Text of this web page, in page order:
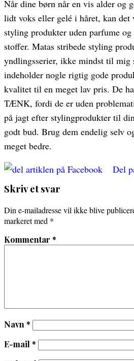
Når dine børn når en vis alder og
lidt voks eller gelé i håret, kan
styling produkter uden parfume
stoffer. Matas stribede styling
yndlingsserier, ikke mindst til mig
indeholder nogle rigtig gode
kvalitet til en meget lav pris. De
TÆNK, fordi de er uden
på jagt efter stylingprodukter til
godt bud. Brug dem endelig selv
meget bedre.
Del
Skriv et svar
Din e-mailadresse vil ikke blive
markeret med *
Kommentar *
Navn *
E-mail *